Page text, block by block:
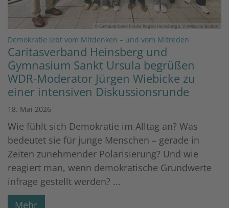
© Caritasverband für die Region Heinsberg e. V. (Melanie Bodem)
Demokratie lebt vom Mitdenken – und vom Mitreden
Caritasverband Heinsberg und
Gymnasium Sankt Ursula begrüßen
WDR-Moderator Jürgen Wiebicke zu
einer intensiven Diskussionsrunde
18. Mai 2026
Wie fühlt sich Demokratie im Alltag an? Was
bedeutet sie für junge Menschen – gerade in
Zeiten zunehmender Polarisierung? Und wie
reagiert man, wenn demokratische Grundwerte
infrage gestellt werden? ...
Mehr